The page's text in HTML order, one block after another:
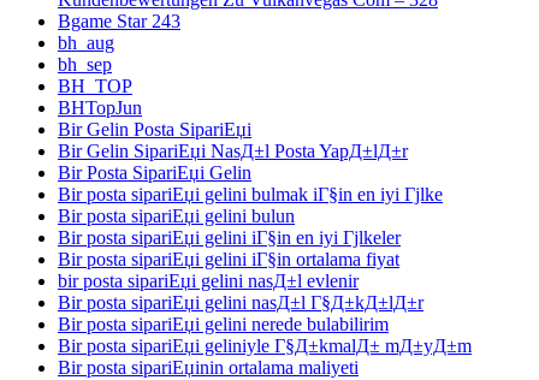
Bgame Star 243
bh_aug
bh_sep
BH_TOP
BHTopJun
Bir Gelin Posta SipariЕџi
Bir Gelin SipariЕџi NasД±l Posta YapД±lД±r
Bir Posta SipariЕџi Gelin
Bir posta sipariЕџi gelini bulmak iГ§in en iyi Гјlke
Bir posta sipariЕџi gelini bulun
Bir posta sipariЕџi gelini iГ§in en iyi Гјlkeler
Bir posta sipariЕџi gelini iГ§in ortalama fiyat
bir posta sipariЕџi gelini nasД±l evlenir
Bir posta sipariЕџi gelini nasД±l Г§Д±kД±lД±r
Bir posta sipariЕџi gelini nerede bulabilirim
Bir posta sipariЕџi geliniyle Г§Д±kmalД± mД±yД±m
Bir posta sipariЕџinin ortalama maliyeti